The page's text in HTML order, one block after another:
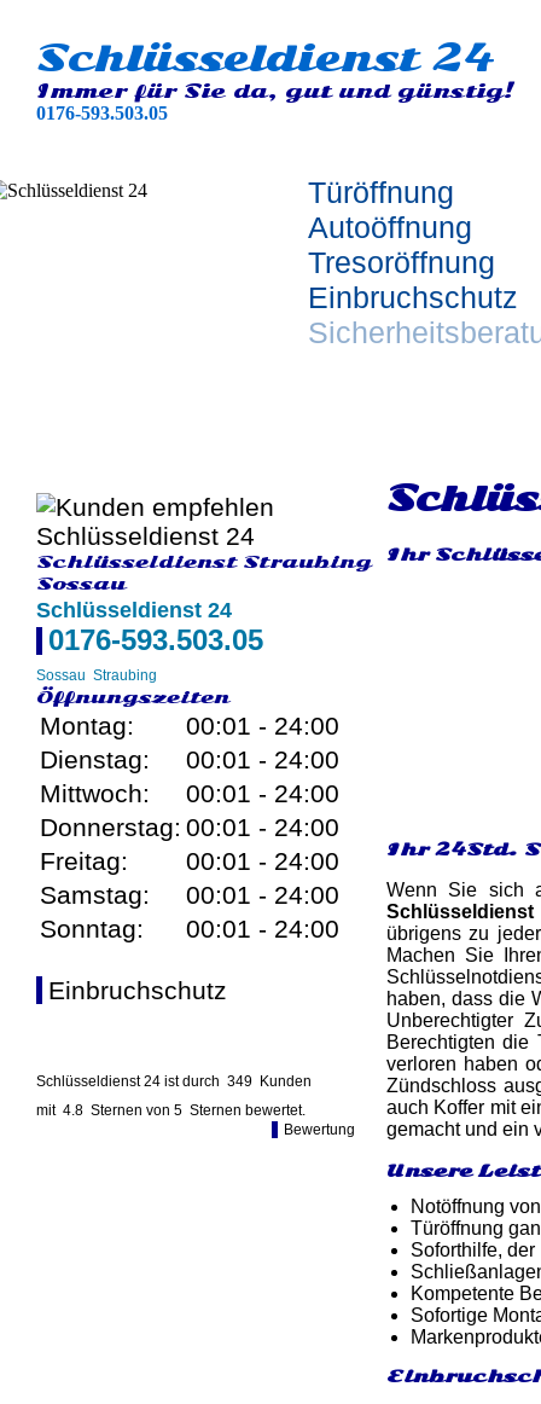
Schlüsseldienst 24
Immer für Sie da, gut und günstig!
0176-593.503.05
Türöffnung
Autoöffnung
Tresoröffnung
Einbruchschutz
Schlüsseldienst Straubing
Sossau
Schlüsseldienst 24
0176-593.503.05
Sossau Straubing
Öffnungszeiten
Montag:
00:01 - 24:00
Dienstag:
00:01 - 24:00
Mittwoch:
00:01 - 24:00
Donnerstag: 00:01 - 24:00
Freitag:
00:01 - 24:00
Samstag:
00:01 - 24:00
Sonntag:
00:01 - 24:00
Einbruchschutz
Schlüsseldienst 24 ist durch 349 Kunden
mit 4.8 Sternen von 5 Sternen bewertet.
Bewertung
Ihr
Ihr 24Std.
Wenn Sie sich
übrigens zu
Machen Sie
haben, dass die
Unberechtigter
Berechtigten
verloren haben
Zündschloss
auch Koffer mit
gemacht und ein
Unsere
Notöffnung
Türöffnung
Soforthilfe,
Kompetente
Sofortige